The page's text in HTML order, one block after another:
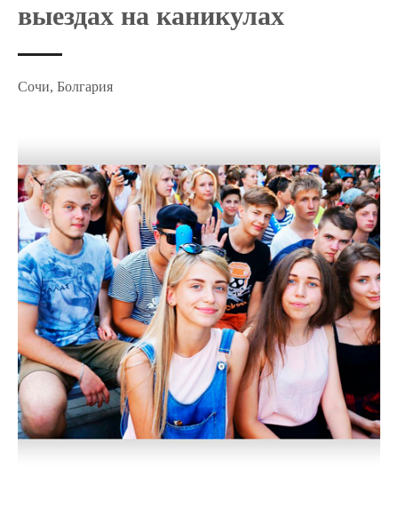
выездах на каникулах
Сочи, Болгария